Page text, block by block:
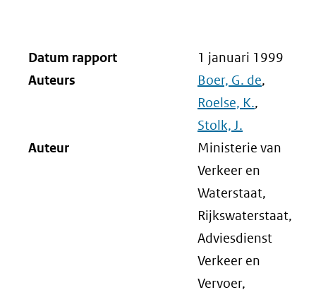
Datum rapport
1 januari 1999
Auteurs
Boer, G. de,
Roelse, K.,
Stolk, J.
Auteur
Ministerie van
Verkeer en
Waterstaat,
Rijkswaterstaat,
Adviesdienst
Verkeer en
Vervoer,